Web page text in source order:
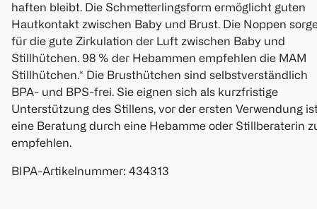
haften bleibt. Die Schmetterlingsform ermöglicht guten
Hautkontakt zwischen Baby und Brust. Die Noppen
für die gute Zirkulation der Luft zwischen Baby und
Stillhütchen. 98 % der Hebammen empfehlen die MAM
Stillhütchen.* Die Brusthütchen sind selbstverständlich
BPA- und BPS-frei. Sie eignen sich als kurzfristige
Unterstützung des Stillens, vor der ersten Verwendung
eine Beratung durch eine Hebamme oder Stillberaterin
empfehlen.
BIPA-Artikelnummer: 434313